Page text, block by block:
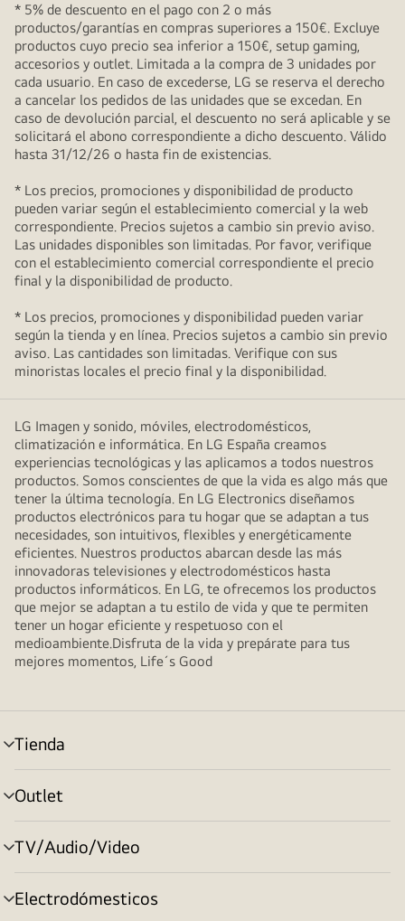
* 5% de descuento en el pago con 2 o más
productos/garantías en compras superiores a 150€. Excluye
productos cuyo precio sea inferior a 150€, setup gaming,
accesorios y outlet. Limitada a la compra de 3 unidades por
cada usuario. En caso de excederse, LG se reserva el derecho
a cancelar los pedidos de las unidades que se excedan. En
caso de devolución parcial, el descuento no será aplicable y se
solicitará el abono correspondiente a dicho descuento. Válido
hasta 31/12/26 o hasta fin de existencias.
* Los precios, promociones y disponibilidad de producto
pueden variar según el establecimiento comercial y la web
correspondiente. Precios sujetos a cambio sin previo aviso.
Las unidades disponibles son limitadas. Por favor, verifique
con el establecimiento comercial correspondiente el precio
final y la disponibilidad de producto.
* Los precios, promociones y disponibilidad pueden variar
según la tienda y en línea. Precios sujetos a cambio sin previo
aviso. Las cantidades son limitadas. Verifique con sus
minoristas locales el precio final y la disponibilidad.
LG Imagen y sonido, móviles, electrodomésticos,
climatización e informática. En LG España creamos
experiencias tecnológicas y las aplicamos a todos nuestros
productos. Somos conscientes de que la vida es algo más que
tener la última tecnología. En LG Electronics diseñamos
productos electrónicos para tu hogar que se adaptan a tus
necesidades, son intuitivos, flexibles y energéticamente
eficientes. Nuestros productos abarcan desde las más
innovadoras televisiones y electrodomésticos hasta
productos informáticos. En LG, te ofrecemos los productos
que mejor se adaptan a tu estilo de vida y que te permiten
tener un hogar eficiente y respetuoso con el
medioambiente.Disfruta de la vida y prepárate para tus
mejores momentos, Life´s Good
Tienda
Alternar
menú
Outlet
Alternar
menú
TV/Audio/Video
Alternar
menú
Electrodómesticos
Alternar